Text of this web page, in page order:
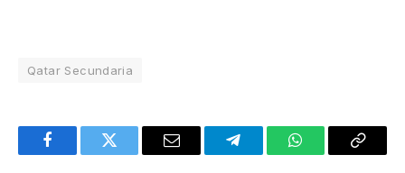
Qatar Secundaria
FacebookTwitter Email TelegramWhatsAppCopy